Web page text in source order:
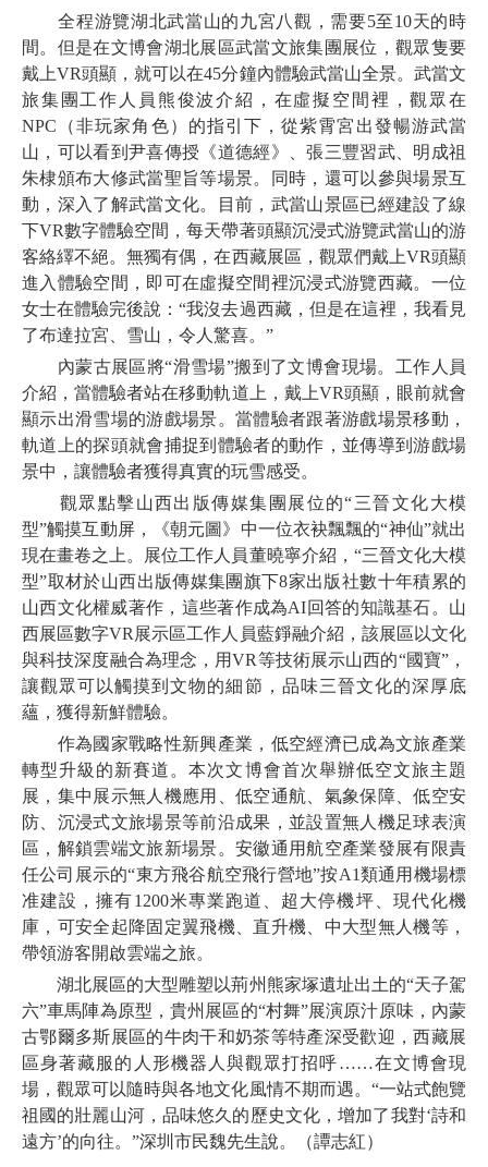
全程游覽湖北武當山的九宮八觀，需要5至10天的時
間。但是在文博會湖北展區武當文旅集團展位，觀眾隻要
戴上VR頭顯，就可以在45分鐘內體驗武當山全景。武當文
旅集團工作人員熊俊波介紹，在虛擬空間裡，觀眾在
NPC（非玩家角色）的指引下，從紫霄宮出發暢游武當
山，可以看到尹喜傳授《道德經》、張三豐習武、明成祖
朱棣頒布大修武當聖旨等場景。同時，還可以參與場景互
動，深入了解武當文化。目前，武當山景區已經建設了線
下VR數字體驗空間，每天帶著頭顯沉浸式游覽武當山的游
客絡繹不絕。無獨有偶，在西藏展區，觀眾們戴上VR頭顯
進入體驗空間，即可在虛擬空間裡沉浸式游覽西藏。一位
女士在體驗完後說：“我沒去過西藏，但是在這裡，我看見
了布達拉宮、雪山，令人驚喜。”
內蒙古展區將“滑雪場”搬到了文博會現場。工作人員
介紹，當體驗者站在移動軌道上，戴上VR頭顯，眼前就會
顯示出滑雪場的游戲場景。當體驗者跟著游戲場景移動，
軌道上的探頭就會捕捉到體驗者的動作，並傳導到游戲場
景中，讓體驗者獲得真實的玩雪感受。
觀眾點擊山西出版傳媒集團展位的“三晉文化大模
型”觸摸互動屏，《朝元圖》中一位衣袂飄飄的“神仙”就出
現在畫卷之上。展位工作人員董曉寧介紹，“三晉文化大模
型”取材於山西出版傳媒集團旗下8家出版社數十年積累的
山西文化權威著作，這些著作成為AI回答的知識基石。山
西展區數字VR展示區工作人員藍錚融介紹，該展區以文化
與科技深度融合為理念，用VR等技術展示山西的“國寶”，
讓觀眾可以觸摸到文物的細節，品味三晉文化的深厚底
蘊，獲得新鮮體驗。
作為國家戰略性新興產業，低空經濟已成為文旅產業
轉型升級的新賽道。本次文博會首次舉辦低空文旅主題
展，集中展示無人機應用、低空通航、氣象保障、低空安
防、沉浸式文旅場景等前沿成果，並設置無人機足球表演
區，解鎖雲端文旅新場景。安徽通用航空產業發展有限責
任公司展示的“東方飛谷航空飛行營地”按A1類通用機場標
准建設，擁有1200米專業跑道、超大停機坪、現代化機
庫，可安全起降固定翼飛機、直升機、中大型無人機等，
帶領游客開啟雲端之旅。
湖北展區的大型雕塑以荊州熊家塚遺址出土的“天子駕
六”車馬陣為原型，貴州展區的“村舞”展演原汁原味，內蒙
古鄂爾多斯展區的牛肉干和奶茶等特產深受歡迎，西藏展
區身著藏服的人形機器人與觀眾打招呼……在文博會現
場，觀眾可以隨時與各地文化風情不期而遇。“一站式飽覽
祖國的壯麗山河，品味悠久的歷史文化，增加了我對‘詩和
遠方’的向往。”深圳市民魏先生說。（譚志紅）